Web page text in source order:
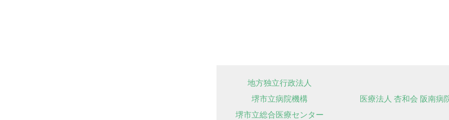
地方独立行政法人
堺市立病院機構
堺市立総合医療センター
医療法人 杏和会 阪南病